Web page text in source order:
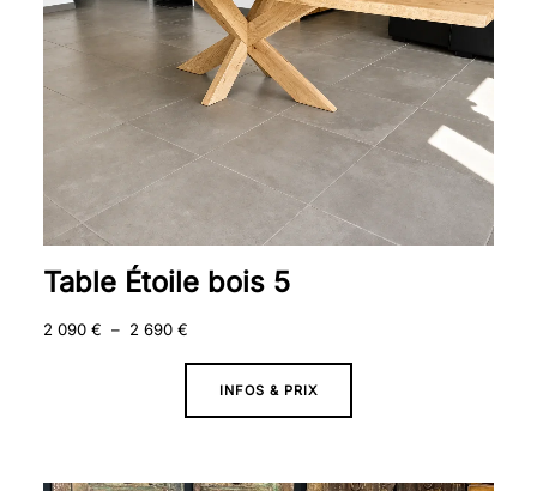
Table Étoile bois 5
2 090 € – 2 690 €
INFOS & PRIX